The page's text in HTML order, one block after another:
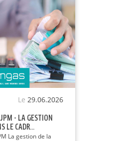
Le 29.06.2026
- LA GESTION
LE CADR...
La gestion de la